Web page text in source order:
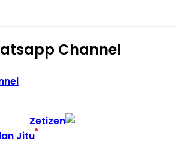
Channel
Zetizen
Jitu